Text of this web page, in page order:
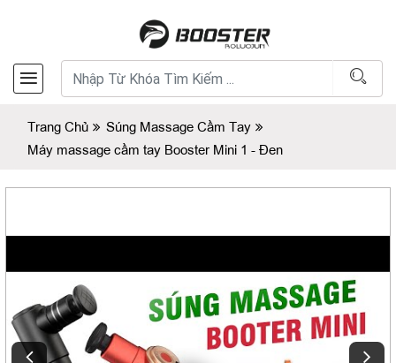
Trang Chủ
Súng Massage Cầm Tay
Máy massage cầm tay Booster Mini 1 - Đen